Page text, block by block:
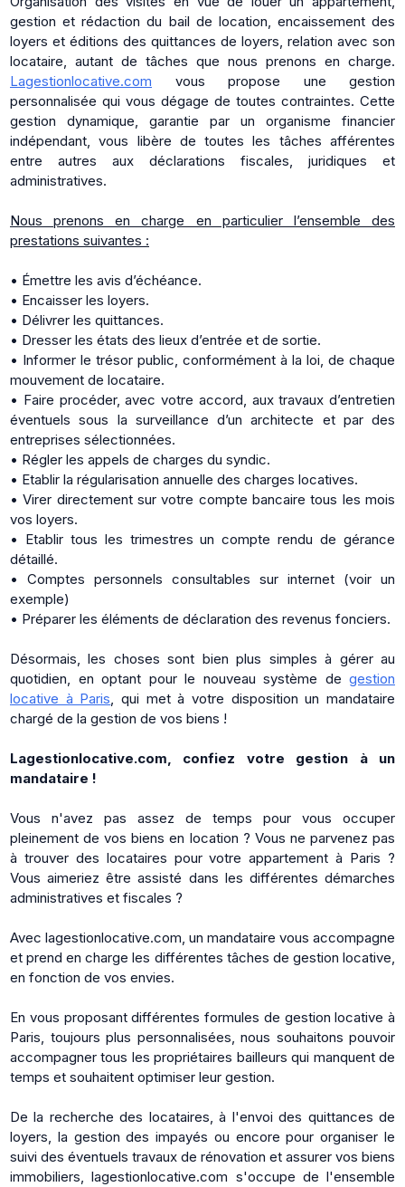
gestion et rédaction du bail de location, encaissement des
loyers et éditions des quittances de loyers, relation avec son
locataire, autant de tâches que nous prenons en charge.
Lagestionlocative.com vous propose une gestion
personnalisée qui vous dégage de toutes contraintes. Cette
gestion dynamique, garantie par un organisme financier
indépendant, vous libère de toutes les tâches afférentes
entre autres aux déclarations fiscales, juridiques et
administratives.
Nous prenons en charge en particulier l’ensemble des
prestations suivantes :
• Émettre les avis d’échéance.
• Encaisser les loyers.
• Délivrer les quittances.
• Dresser les états des lieux d’entrée et de sortie.
• Informer le trésor public, conformément à la loi, de chaque
mouvement de locataire.
• Faire procéder, avec votre accord, aux travaux d’entretien
éventuels sous la surveillance d’un architecte et par des
entreprises sélectionnées.
• Régler les appels de charges du syndic.
• Etablir la régularisation annuelle des charges locatives.
• Virer directement sur votre compte bancaire tous les mois
vos loyers.
• Etablir tous les trimestres un compte rendu de gérance
détaillé.
• Comptes personnels consultables sur internet (voir un
exemple)
• Préparer les éléments de déclaration des revenus fonciers.
Désormais, les choses sont bien plus simples à gérer au
quotidien, en optant pour le nouveau système de gestion
locative à Paris, qui met à votre disposition un mandataire
chargé de la gestion de vos biens !
Lagestionlocative.com, confiez votre gestion à un
mandataire !
Vous n'avez pas assez de temps pour vous occuper
pleinement de vos biens en location ? Vous ne parvenez pas
à trouver des locataires pour votre appartement à Paris ?
Vous aimeriez être assisté dans les différentes démarches
administratives et fiscales ?
Avec lagestionlocative.com, un mandataire vous accompagne
et prend en charge les différentes tâches de gestion locative,
en fonction de vos envies.
En vous proposant différentes formules de gestion locative à
Paris, toujours plus personnalisées, nous souhaitons pouvoir
accompagner tous les propriétaires bailleurs qui manquent de
temps et souhaitent optimiser leur gestion.
De la recherche des locataires, à l'envoi des quittances de
loyers, la gestion des impayés ou encore pour organiser le
suivi des éventuels travaux de rénovation et assurer vos biens
immobiliers, lagestionlocative.com s'occupe de l'ensemble